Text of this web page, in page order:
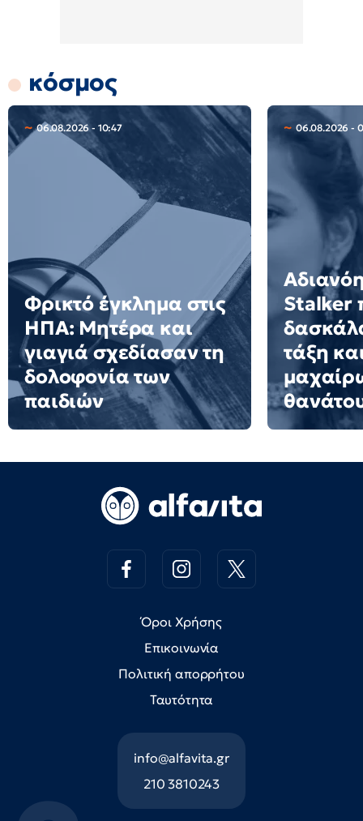
κόσμος
06.08.2026 - 10:47
Φρικτό έγκλημα στις
ΗΠΑ: Μητέρα και
γιαγιά σχεδίασαν τη
δολοφονία των
παιδιών
06.08.2026 -
Stalker
τάξη
Όροι Χρήσης
Επικοινωνία
Πολιτική απορρήτου
Ταυτότητα
info@alfavita.gr
210 3810243